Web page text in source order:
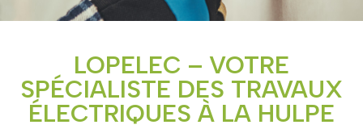
LOPELEC – VOTRE
SPÉCIALISTE DES TRAVAUX
ÉLECTRIQUES À LA HULPE